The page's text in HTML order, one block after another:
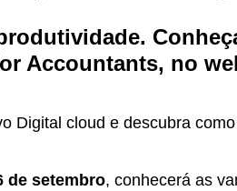
Accountants, no
Digital cloud e descubra
de setembro, conhecerá as